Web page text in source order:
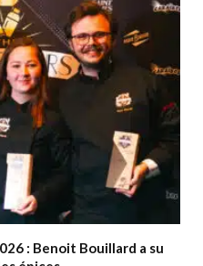
: Benoit Bouillard a su